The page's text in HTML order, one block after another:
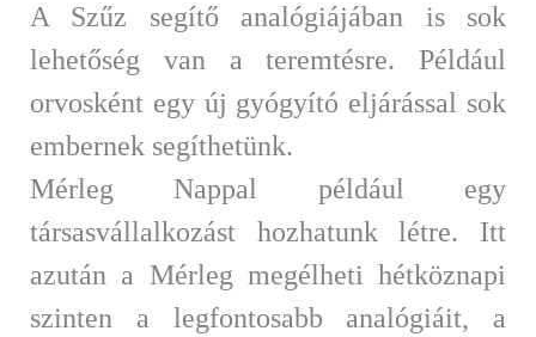
A Szűz segítő analógiájában is sok
lehetőség van a teremtésre. Például
orvosként egy új gyógyító eljárással sok
embernek segíthetünk.
Mérleg Nappal például egy
társasvállalkozást hozhatunk létre. Itt
azután a Mérleg megélheti hétköznapi
szinten a legfontosabb analógiáit, a